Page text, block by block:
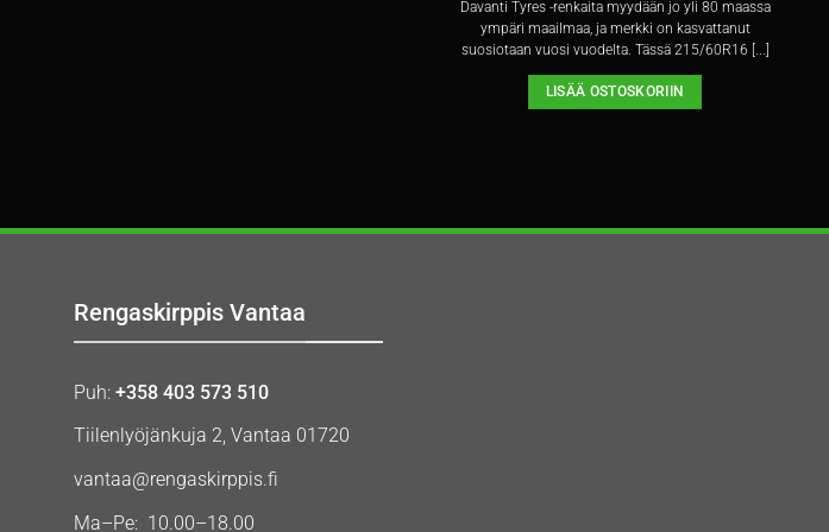
Davanti Tyres -renkaita myydään jo yli 80 maassa
ympäri maailmaa, ja merkki on kasvattanut
suosiotaan vuosi vuodelta. Tässä 215/60R16 [...]
LISÄÄ OSTOSKORIIN
Rengaskirppis Vantaa
Puh: +358 403 573 510
Tiilenlyöjänkuja 2, Vantaa 01720
vantaa@rengaskirppis.fi
Ma–Pe: 10.00–18.00